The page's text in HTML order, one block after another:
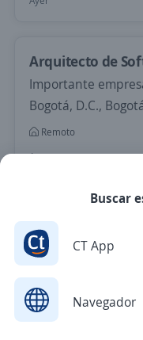
Arquitecto de
Importante
Bogotá, D.C.,
Remoto
Ayer
Empleos similares
Director/a
Buscar
CT App
Navegador